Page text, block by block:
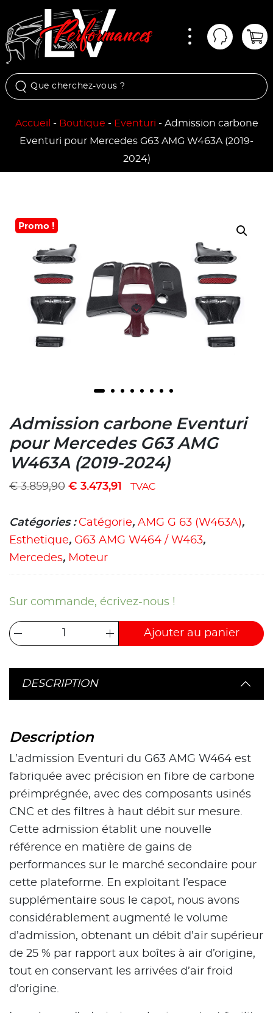
Mon
Accueil - Boutique - Eventuri - Admission carbone
Eventuri pour Mercedes G63 AMG W463A (2019-
2024)
Promo !
Admission carbone Eventuri
pour Mercedes G63 AMG
W463A (2019-2024)
€3.859,90 € 3.473,91 TVAC
Catégories : Catégorie, AMG G 63 (W463A),
Esthetique, G63 AMG W464 / W463,
Mercedes, Moteur
Sur commande, écrivez-nous !
Ajouter au panier
DESCRIPTION
Description
L’admission Eventuri du G63 AMG W464 est
fabriquée avec précision en fibre de carbone
préimprégnée, avec des composants usinés
CNC et des filtres à haut débit sur mesure.
Cette admission établit une nouvelle
référence en matière de gains de
performances sur le marché secondaire pour
cette plateforme. En exploitant l’espace
supplémentaire sous le capot, nous avons
considérablement augmenté le volume
d’admission, obtenant un débit d’air supérieur
de 25 % par rapport aux boîtes à air d’origine,
tout en conservant les arrivées d’air froid
d’origine.